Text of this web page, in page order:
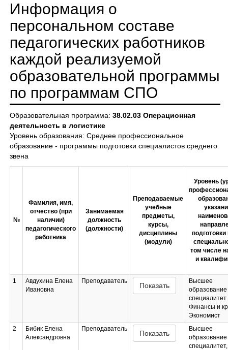
Информация о
персональном составе
педагогических работников
каждой реализуемой
образовательной программы
по программам СПО
Образовательная программа: 38.02.03 Операционная
деятельность в логистике
Уровень образования: Среднее профессиональное
образование - программы подготовки специалистов среднего
звена
№
Фамилия, имя,
отчество (при
наличии)
педагогического
работника
Занимаемая
должность
(должности)
Преподаваемые
учебные
предметы,
курсы,
дисциплины
(модули)
Уровень
подготовки
том числе
и
1
Авдухина Елена
Ивановна
Преподаватель
Показать
Высшее
образование
специалитет
Финансы и
Экономист
2
Бибик Елена
Александровна
Преподаватель
Показать
Высшее
образование
специалитет,